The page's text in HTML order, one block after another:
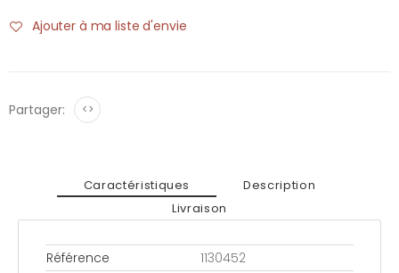
Ajouter à ma liste d'envie
Partager: <>
Caractéristiques
Description
Livraison
Référence
1130452